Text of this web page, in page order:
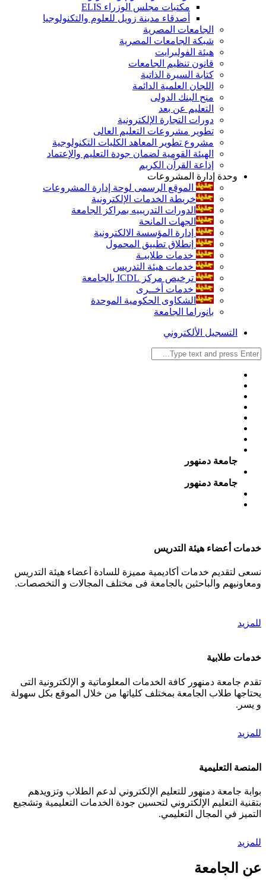
مكتبات مجلس الوزراء ELIS
أصدقاء مدينة زويل للعلوم والتكنولوجيا
الجامعات المصرية
شبكة الجامعات المصرية
هيئة الفولبرايت
قانون تنظيم الجامعات
كتابة السيرة الذاتية
اللجان العلمية الدائمة
منح البنك الدولى
التعليم عن بعد
دورات التجارة الإلكترونية
تطوير مشروعات التعليم العالى
مشروع تطوير المعاهد الكليات التكنولوجية
الهيئة القومية لضمان جودة التعليم والإعتماد
إذاعة القرآن الكريم
وحدة إدارة المشروعات
الموقع الرسمى لوحة إدارة المشروعات
خريطة الخدمات الإلكترونية
الدورات التدريبيه بمراكز الجامعة
الجهات المانحة
إدارة المؤسسة الالكترونية
إنطلاق تطبيق المحمول
خدمات طلابيـة
خدمات هيئة التدريس
ترخيص مركز ICDL بالجامعة
خدمات أخــرى
الشكاوى الحكومية الموحدة
بانوراما الجامعة
التسجيل الألكتروني
جامعة دمنهور
جامعة دمنهور
خدمات أعضاء هيئة التدريس
نسعى لتقديم خدمات أكاديمية مميزة للسادة أعضاء هيئة التدريس
ومعاونيهم والباحثين بالجامعة فى مختلف المجالات و التخصصات.
للمزيد
خدمات طلابية
تقدم جامعة دمنهور كافة الخدمات المعلوماتية و الإلكترونية التى
يحتاجها طلاب الجامعة بمختلف كلياتها من خلال الموقع بكل سهولة
و يسر.
للمزيد
المنصة التعليمية
بوابة جامعة دمنهور للتعليم الإلكتروني لدعم الطلاب وتزويدهم
بتقنية التعليم الإلكتروني لتحسين جودة الخدمات التعليمية وتشجيع
التميز في المجال التعليمي.
للمزيد
عن الجامعة